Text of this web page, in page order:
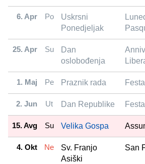
6. Apr Po
Uskrsni
Ponedjeljak
25. Apr Su
Dan
oslobođenja
1. Maj Pe Praznik rada
2. Jun Ut Dan Republike
15. Avg Su Velika Gospa
4. Okt Ne
Sv. Franjo
Asiški
San